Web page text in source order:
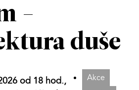
-
duše
Akce
od 18 hod.,